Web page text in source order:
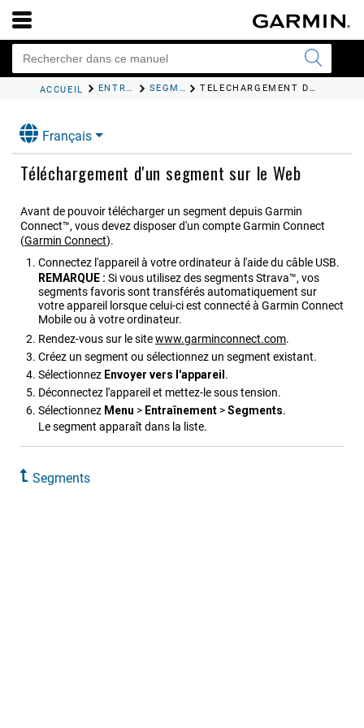
ACCUEIL ENTRAÎNEMENT SEGMENTS TÉLÉCHARGEMENT D'UN SEGMENT SUR LE WEB
Français
Téléchargement d'un segment sur le Web
Avant de pouvoir télécharger un segment depuis Garmin
Connect™, vous devez disposer d'un compte Garmin Connect
(Garmin Connect).
Connectez l'appareil à votre ordinateur à l'aide du câble USB.
REMARQUE : Si vous utilisez des segments Strava™, vos
segments favoris sont transférés automatiquement sur
votre appareil lorsque celui-ci est connecté à Garmin Connect
Mobile ou à votre ordinateur.
Rendez-vous sur le sitewww.garminconnect.com.
Créez un segment ou sélectionnez un segment existant.
Sélectionnez Envoyer vers l'appareil .
Déconnectez l'appareil et mettez-le sous tension.
Sélectionnez Menu > Entraînement >Segments.
Le segment apparaît dans la liste.
Segments